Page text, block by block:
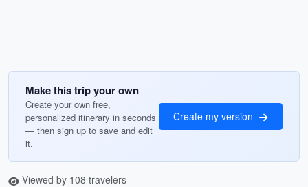
Make this trip your own
Create your own free,
personalized itinerary in seconds
— then sign up to save and edit
it.
Create my version
Viewed by 108 travelers